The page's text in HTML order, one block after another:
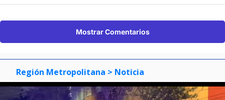
Mostrar Comentarios
Región Metropolitana > Noticia